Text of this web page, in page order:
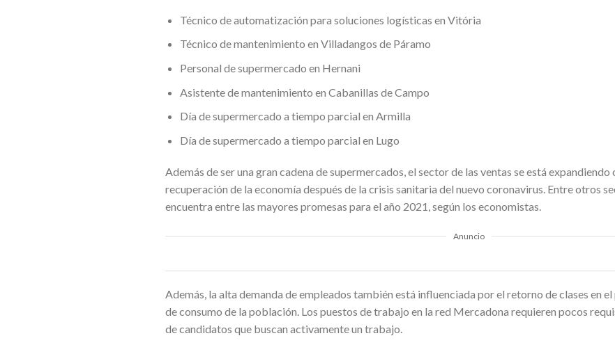
Técnico de automatización para soluciones logísticas en Vitória
Técnico de mantenimiento en Villadangos de Páramo
Personal de supermercado en Hernani
Asistente de mantenimiento en Cabanillas de Campo
Día de supermercado a tiempo parcial en Armilla
Día de supermercado a tiempo parcial en Lugo
Además de ser una gran cadena de supermercados, el sector de las ventas se está
recuperación de la economía después de la crisis sanitaria del nuevo coronavirus. Entre otros
encuentra entre las mayores promesas para el año 2021, según los economistas.
Anuncio
Además, la alta demanda de empleados también está influenciada por el retorno de clases en
de consumo de la población. Los puestos de trabajo en la red Mercadona requieren pocos
de candidatos que buscan activamente un trabajo.